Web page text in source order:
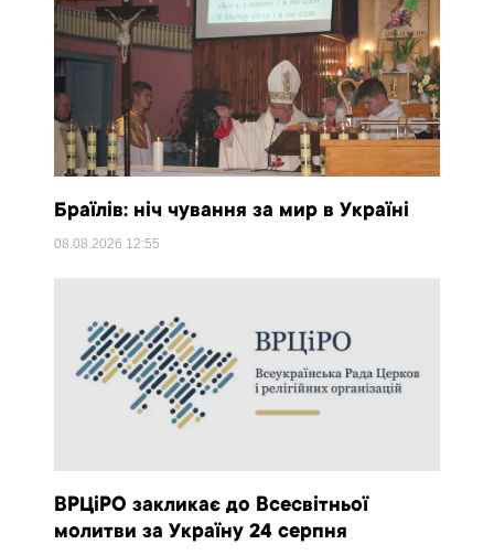
Браїлів: ніч чування за мир в Україні
08.08.2026 12:55
ВРЦіРО закликає до Всесвітньої
молитви за Україну 24 серпня